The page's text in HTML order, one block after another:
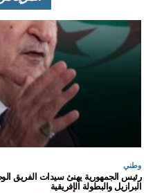
وطني
رئيس الجمهورية يهنئ سيدات الفريق
البرازيل والبطولة الإفريقية